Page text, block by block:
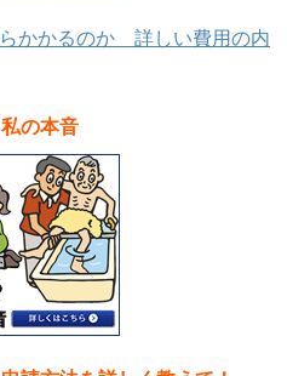
かかるのか 詳しい費用の内
の本音